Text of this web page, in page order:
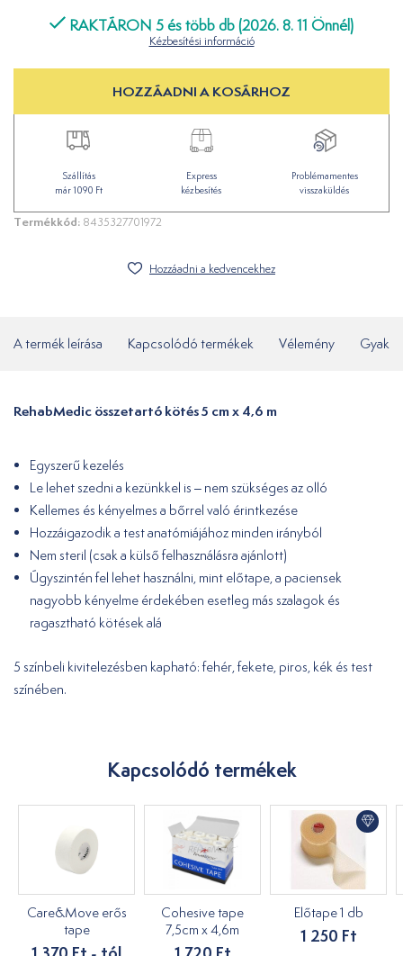
RAKTÁRON 5 és több db (2026. 8. 11 Önnél)
Kézbesítési információ
HOZZÁADNI A KOSÁRHOZ
Szállítás
már 1090 Ft
Express
kézbesítés
Problémamentes
visszaküldés
Termékkód: 8435327701972
Hozzáadni a kedvencekhez
A termék leírása Kapcsolódó termékek Vélemény
RehabMedic összetartó kötés 5 cm x 4,6 m
Egyszerű kezelés
Le lehet szedni a kezünkkel is – nem szükséges az olló
Kellemes és kényelmes a bőrrel való érintkezése
Hozzáigazodik a test anatómiájához minden irányból
Nem steril (csak a külső felhasználásra ajánlott)
Úgyszintén fel lehet használni, mint előtape, a paciensek
nagyobb kényelme érdekében esetleg más szalagok és
ragasztható kötések alá
5 színbeli kivitelezésben kapható: fehér, fekete, piros, kék és test
színében.
Kapcsolódó termékek
Care&Move erős
tape
Cohesive tape
7,5cm x 4,6m
Előtape 1 db
1 250 Ft